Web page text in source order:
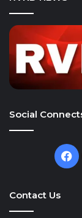
Social
Contact Us